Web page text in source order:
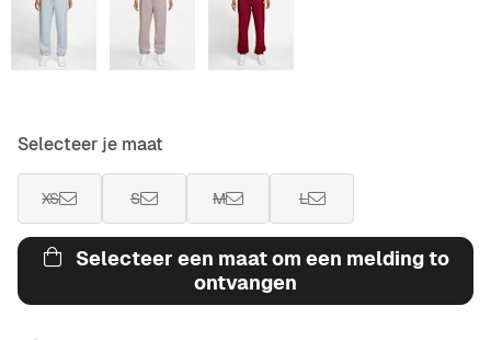
Selecteer je maat
XS S M L
Selecteer een maat om een melding to
ontvangen